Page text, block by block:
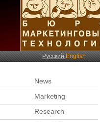
РусскийEnglish
News
Marketing
Research